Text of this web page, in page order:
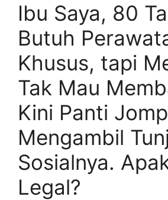
Ibu Saya, 80
Butuh
Khusus, tapi
Tak Mau
Kini Panti
Mengambil
Sosialnya.
Legal?